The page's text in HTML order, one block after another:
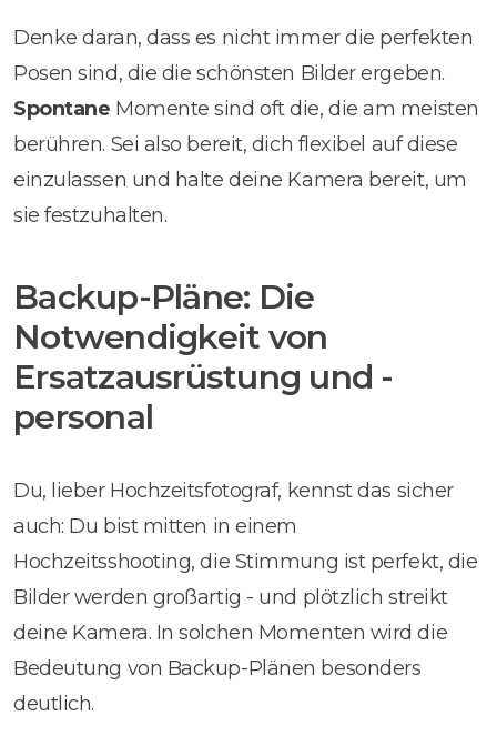
Denke daran, dass es nicht immer die perfekten
Posen sind, die die schönsten Bilder ergeben.
Spontane Momente sind oft die, die am meisten
berühren. Sei also bereit, dich flexibel auf diese
einzulassen und halte deine Kamera bereit, um
sie festzuhalten.
Backup-Pläne: Die
Notwendigkeit von
Ersatzausrüstung und -
personal
Du, lieber Hochzeitsfotograf, kennst das sicher
auch: Du bist mitten in einem
Hochzeitsshooting, die Stimmung ist perfekt, die
Bilder werden großartig - und plötzlich streikt
deine Kamera. In solchen Momenten wird die
Bedeutung von Backup-Plänen besonders
deutlich.